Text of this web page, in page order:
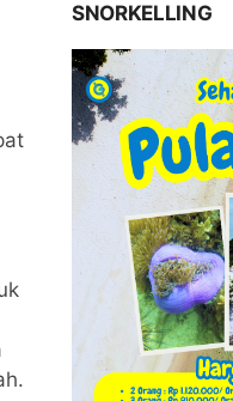
SNORKELLING